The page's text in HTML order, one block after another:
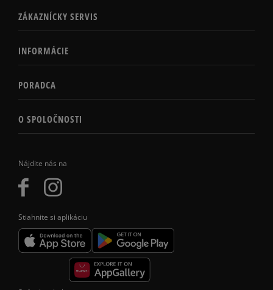
Nájdite nás na
Stiahnite si aplikáciu
ZÁKAZNÍCKY SERVIS
INFORMÁCIE
PORADCA
O SPOLOČNOSTI